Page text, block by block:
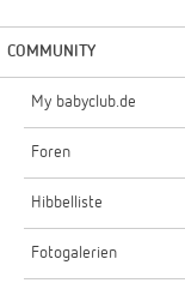
COMMUNITY
My babyclub.de
Foren
Hibbelliste
Fotogalerien